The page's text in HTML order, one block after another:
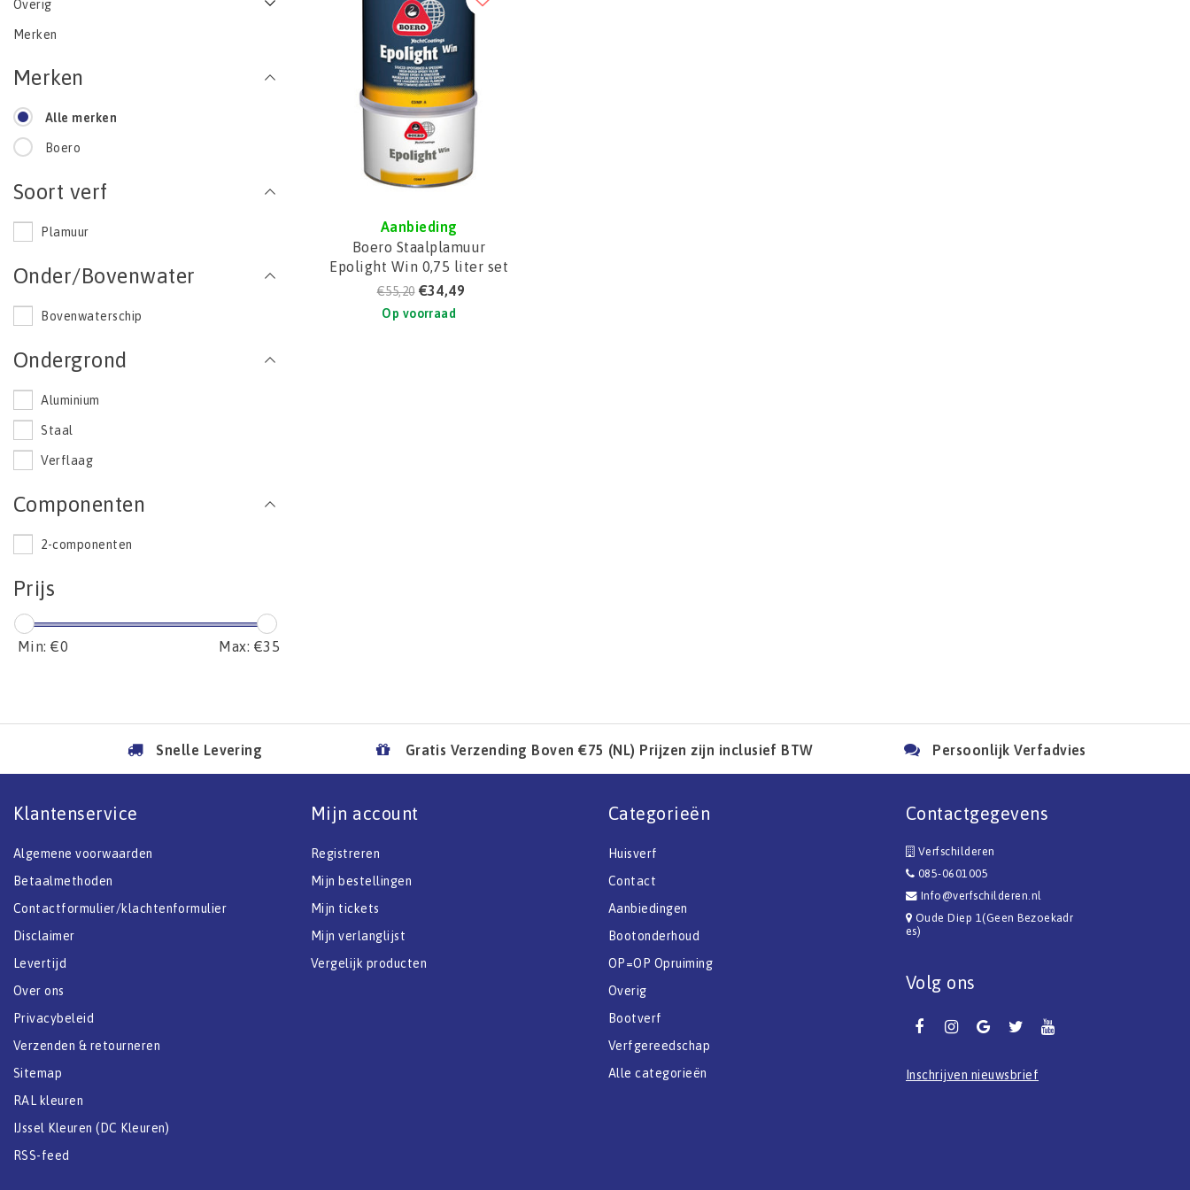
Overig
Merken
Merken
Alle merken
Boero
Soort verf
Plamuur
Onder/Bovenwater
Bovenwaterschip
Ondergrond
Aluminium
Staal
Verflaag
Componenten
2-componenten
Prijs
Min: €0 Max: €35
Aanbieding
Boero Staalplamuur
Epolight Win 0,75 liter set
€55,20 €34,49
Op voorraad
Snelle Levering Gratis Verzending Boven €75 (NL) Prijzen zijn inclusief BTW Persoonlijk Verfadvies
Klantenservice
Algemene voorwaarden
Betaalmethoden
Contactformulier/klachtenformulier
Disclaimer
Levertijd
Over ons
Privacybeleid
Verzenden & retourneren
Sitemap
RAL kleuren
IJssel Kleuren (DC Kleuren)
RSS-feed
Mijn account
Registreren
Mijn bestellingen
Mijn tickets
Mijn verlanglijst
Vergelijk producten
Categorieën
Huisverf
Contact
Aanbiedingen
Bootonderhoud
OP=OP Opruiming
Overig
Bootverf
Verfgereedschap
Alle categorieën
Contactgegevens
Verfschilderen
085-0601005
Info@verfschilderen.nl
Oude Diep 1(Geen Bezoekadr
es)
Volg ons
Inschrijven nieuwsbrief